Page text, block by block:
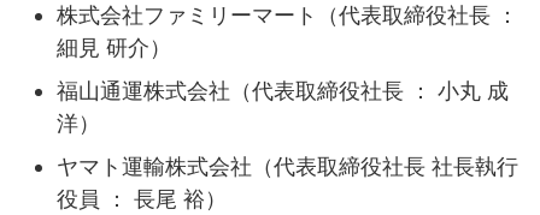
株式会社ファミリーマート（代表取締役社長 ：
細見 研介）
福山通運株式会社（代表取締役社長 ： 小丸 成
洋）
ヤマト運輸株式会社（代表取締役社長 社長執行
役員 ： 長尾 裕）